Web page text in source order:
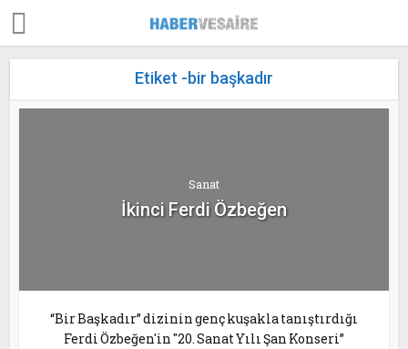
Etiket -bir başkadır
Sanat
İkinci Ferdi Özbeğen
“Bir Başkadır” dizinin genç kuşakla tanıştırdığı
Ferdi Özbeğen'in "20. Sanat Yılı Şan Konseri”